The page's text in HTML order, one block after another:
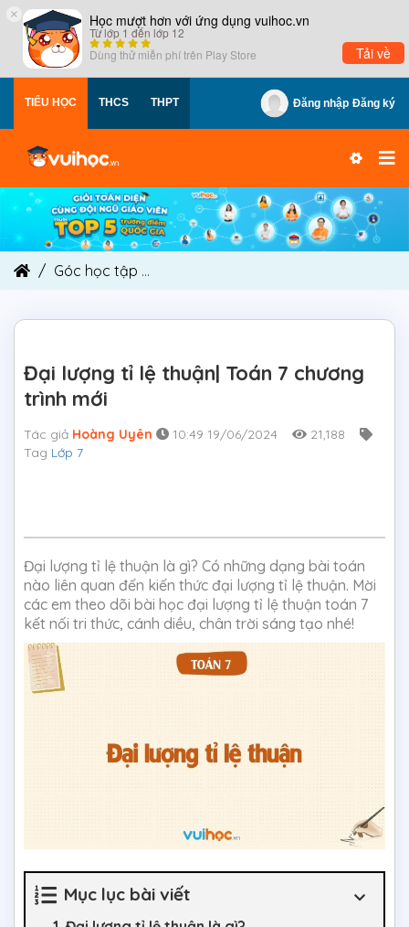
× Học mượt hơn với ứng dụng vuihoc.vn
Từ lớp 1 đến lớp 12
Dùng thử miễn phí trên Play Store Tải về
TIỂU HỌC THCS THPT Đăng nhập Đăng ký
Góc học tập
Đại lượng tỉ lệ thuận| Toán 7 chương
trình mới
Tác giả Hoàng Uyên 10:49 19/06/2024
21,188
Tag Lớp 7
Đại lượng tỉ lệ thuận là gì? Có những dạng bài toán
nào liên quan đến kiến thức đại lượng tỉ lệ thuận. Mời
các em theo dõi bài học đại lượng tỉ lệ thuận toán 7
kết nối tri thức, cánh diều, chân trời sáng tạo nhé!
Mục lục bài viết